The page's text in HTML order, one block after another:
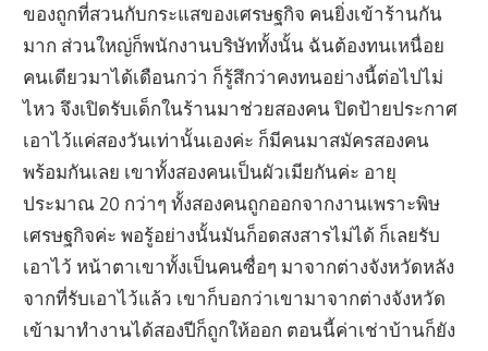
ของถูกที่สวนกับกระแสของเศรษฐกิจ คนยิ่งเข้าร้านกัน
มาก ส่วนใหญ่ก็พนักงานบริษัททั้งนั้น ฉันต้องทนเหนื่อย
คนเดียวมาได้เดือนกว่า ก็รู้สึกว่าคงทนอย่างนี้ต่อไปไม่
ไหว จึงเปิดรับเด็กในร้านมาช่วยสองคน ปิดป้ายประกาศ
เอาไว้แค่สองวันเท่านั้นเองค่ะ ก็มีคนมาสมัครสองคน
พร้อมกันเลย เขาทั้งสองคนเป็นผัวเมียกันค่ะ อายุ
ประมาณ 20 กว่าๆ ทั้งสองคนถูกออกจากงานเพราะพิษ
เศรษฐกิจค่ะ พอรู้อย่างนั้นมันก็อดสงสารไม่ได้ ก็เลยรับ
เอาไว้ หน้าตาเขาทั้งเป็นคนซื่อๆ มาจากต่างจังหวัดหลัง
จากที่รับเอาไว้แล้ว เขาก็บอกว่าเขามาจากต่างจังหวัด
เข้ามาทำงานได้สองปีก็ถูกให้ออก ตอนนี้ค่าเช่าบ้านก็ยัง